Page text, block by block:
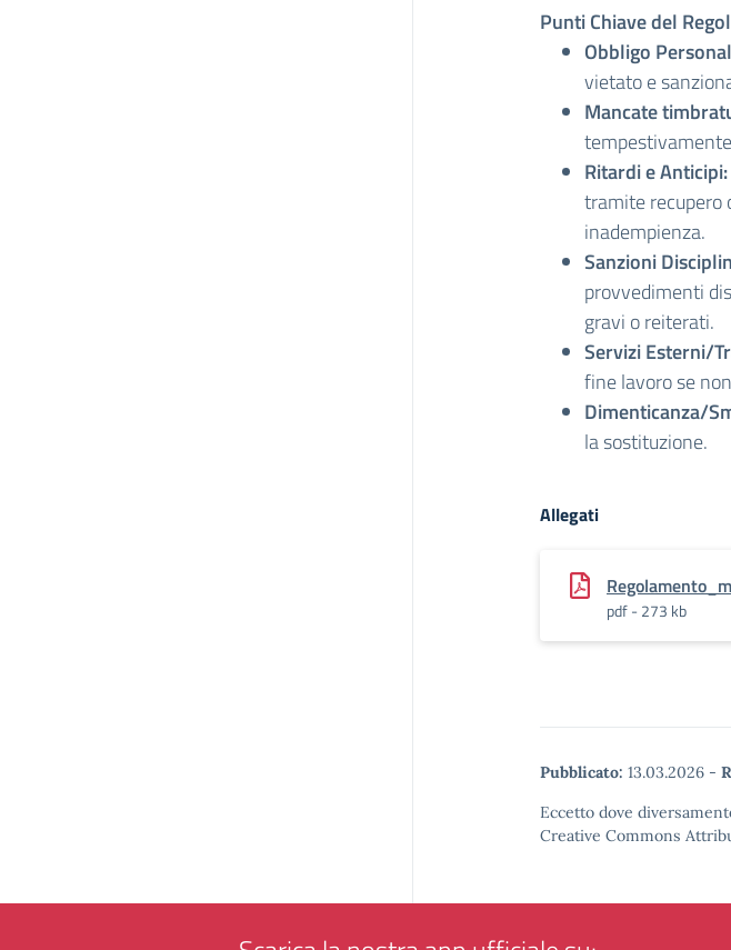
Punti Chiave del
Obbligo
vietato e
Mancate
Ritardi e Anticipi:
tramite recupero
inadempienza.
Sanzioni
provvedimenti
gravi o reiterati.
Servizi Esterni/
fine lavoro se
Dimenticanza/
la sostituzione.
Allegati
pdf - 273 kb
Pubblicato: 13.03.2026 -
Eccetto dove
Creative Commons